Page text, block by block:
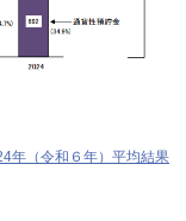
年（令和６年）平均結果